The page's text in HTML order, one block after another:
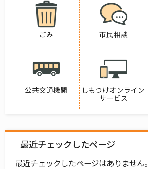
ごみ 市民相談
公共交通機関
しもつけオンライン
サービス
最近チェックしたページ
最近チェックしたページはありません。